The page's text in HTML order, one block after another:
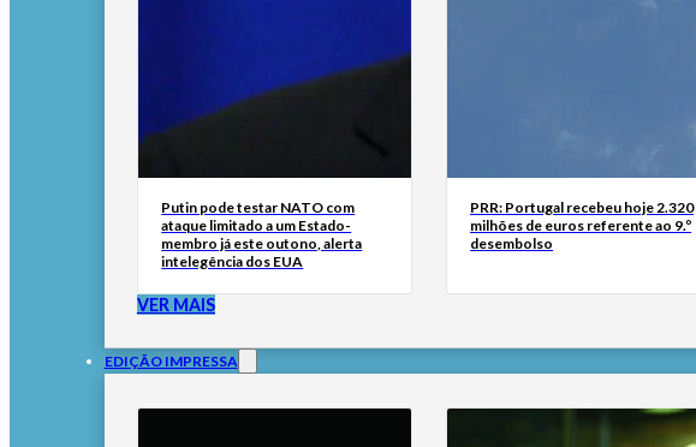
Putin pode testar NATO com
ataque limitado a um Estado-
membro já este outono, alerta
intelegência dos EUA
PRR: Portugal recebeu hoje 2.320
milhões de euros referente ao 9.º
desembolso
VER MAIS
EDIÇÃO IMPRESSA